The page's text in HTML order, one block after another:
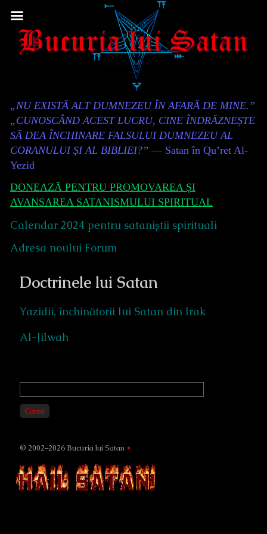
to
Content
Header
„NU EXISTĂ ALT DUMNEZEU ÎN AFARĂ DE MINE.”
„CUNOSCÂND ACEST LUCRU, CINE ÎNDRĂZNEȘTE
SĂ DEA ÎNCHINARE FALSULUI DUMNEZEU AL
CORANULUI ȘI AL BIBLIEI?” — Satan în Qu’ret Al-
Yezid
DONEAZĂ PENTRU PROMOVAREA ȘI
AVANSAREA SATANISMULUI SPIRITUAL
Calendar 2024 pentru sataniștii spirituali
Adresa noului Forum
Doctrinele lui Satan
Yazidii, închinătorii lui Satan din Irak
Al-Jilwah
Primary
Sidebar
Caută
© 2002–2026 Bucuria lui Satan •
Page
Footer